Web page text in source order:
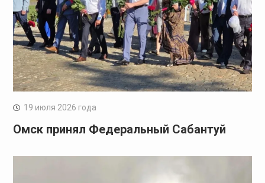
19 июля 2026 года
Омск принял Федеральный Сабантуй